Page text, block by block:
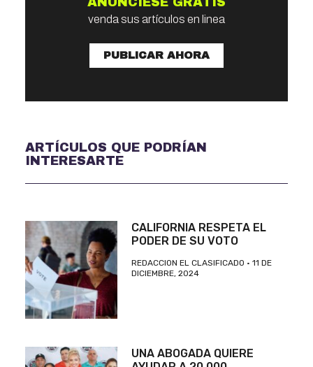
venda sus artículos en linea
PUBLICAR AHORA
ARTÍCULOS QUE PODRÍAN
INTERESARTE
CALIFORNIA RESPETA EL
PODER DE SU VOTO
REDACCION EL CLASIFICADO
11 DE
DICIEMBRE, 2024
UNA ABOGADA QUIERE